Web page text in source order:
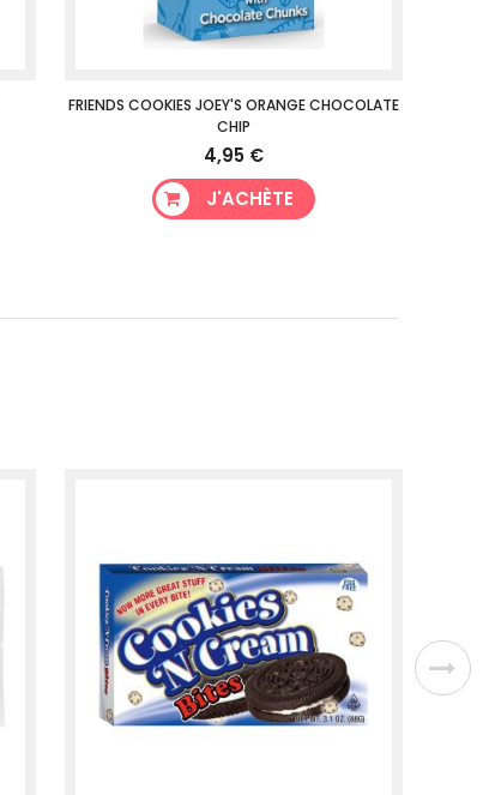
FRIENDS COOKIES JOEY'S ORANGE CHOCOLATE
CHIP
4,95 €
J'ACHÈTE